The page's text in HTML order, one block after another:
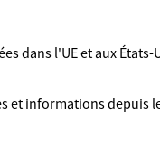
dans l'UE et aux
et informations